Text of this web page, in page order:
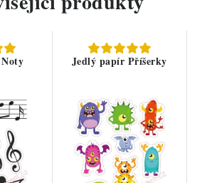
Jedlý papír Příšerky